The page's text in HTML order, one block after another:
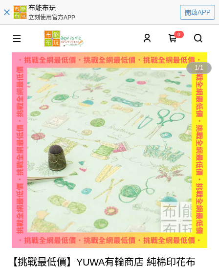
布能布玩
立刻使用官方APP
開啟APP
0
1/1
【挑戰最低價】YUWA有輪商店 純棉印花布